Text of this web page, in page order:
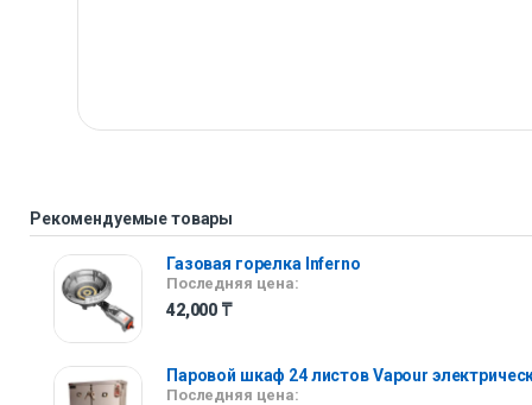
Рекомендуемые товары
Газовая горелка Inferno
Последняя цена:
42,000 ₸
Паровой шкаф 24 листов Vapour
Последняя цена: